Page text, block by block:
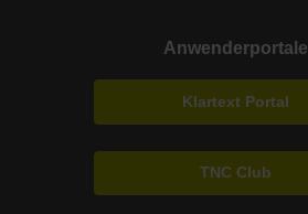
Anwenderportale
Klartext Portal
TNC Club